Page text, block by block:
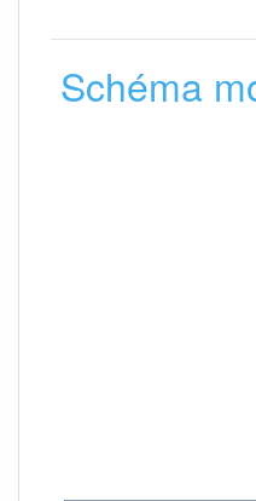
Schéma